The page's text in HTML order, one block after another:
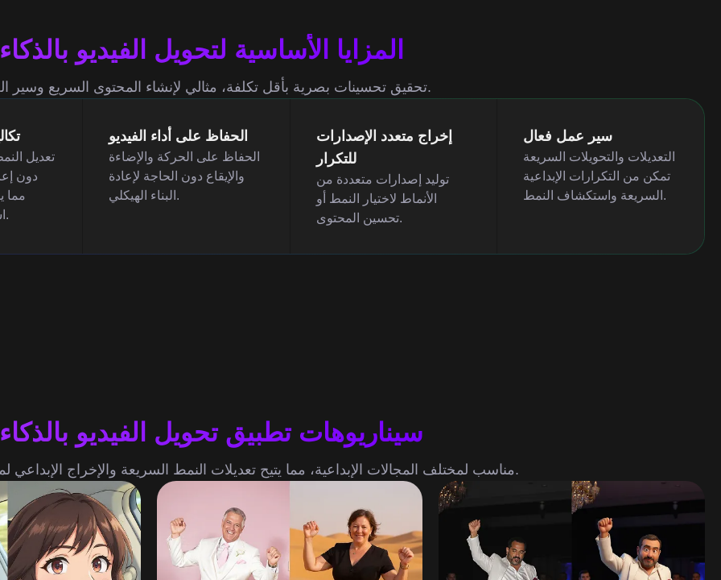
المزايا الأساسية لتحويل الفيديو
تحقيق تحسينات بصرية بأقل تكلفة، مثالي لإنشاء المحتوى السريع وسير العمل الإبداعي المتكرر.
تعديل
دون
مما
استثمار موارد الإنتاج.
الحفاظ على أداء الفيديو
الحفاظ على الحركة والإضاءة
والإيقاع دون الحاجة لإعادة
البناء الهيكلي.
إخراج متعدد الإصدارات
للتكرار
توليد إصدارات متعددة من
الأنماط لاختيار النمط أو
تحسين المحتوى.
سير عمل فعال
التعديلات والتحويلات السريعة
تمكن من التكرارات الإبداعية
السريعة واستكشاف النمط.
سيناريوهات تطبيق تحويل الفيديو
مناسب لمختلف المجالات الإبداعية، مما يتيح تعديلات النمط السريعة والإخراج الإبداعي لمقاطع الفيديو القصيرة.